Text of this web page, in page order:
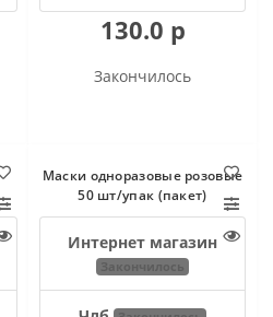
130.0 р
Закончилось
Маски одноразовые розовые
50 шт/упак (пакет)
Интернет магазин
Закончилось